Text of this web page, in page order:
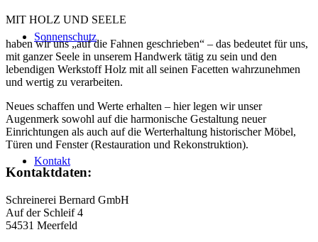
Sonnenschutz
Kontakt
MIT HOLZ UND SEELE
haben wir uns „auf die Fahnen geschrieben“ – das bedeutet für uns,
mit ganzer Seele in unserem Handwerk tätig zu sein und den
lebendigen Werkstoff Holz mit all seinen Facetten wahrzunehmen
und wertig zu verarbeiten.
Neues schaffen und Werte erhalten – hier legen wir unser
Augenmerk sowohl auf die harmonische Gestaltung neuer
Einrichtungen als auch auf die Werterhaltung historischer Möbel,
Türen und Fenster (Restauration und Rekonstruktion).
Kontaktdaten:
Schreinerei Bernard GmbH
Auf der Schleif 4
54531 Meerfeld